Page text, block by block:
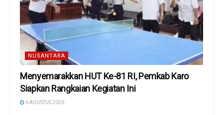
NUSANTARA
Menyemarakkan HUT Ke-81 RI, Pemkab Karo
Siapkan Rangkaian Kegiatan Ini
6 AGUSTUS 2026